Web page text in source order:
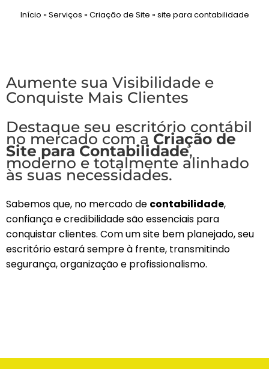
Início » Serviços » Criação de Site » site para contabilidade
Aumente sua Visibilidade e
Conquiste Mais Clientes
Destaque seu escritório contábil
no mercado com a Criação de
Site para Contabilidade,
moderno e totalmente alinhado
às suas necessidades.
Sabemos que, no mercado de contabilidade,
confiança e credibilidade são essenciais para
conquistar clientes. Com um site bem planejado, seu
escritório estará sempre à frente, transmitindo
segurança, organização e profissionalismo.